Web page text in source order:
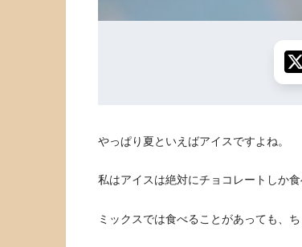
やっぱり夏といえばアイスですよね。
私はアイスは絶対にチョコレートしか食
ミックスでは食べることがあっても、